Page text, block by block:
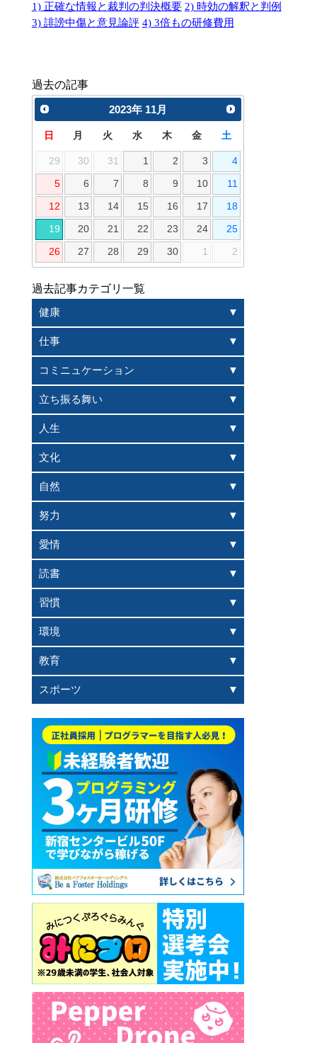
1) 正確な情報と裁判の判決概要 2) 時効の解釈と判例
3) 誹謗中傷と意見論評 4) 3倍もの研修費用
過去の記事
2023年 11月
日 月 火 水 木 金 土
29 30 31 1 2 3 4
5 6 7 8 9 10 11
12 13 14 15 16 17 18
19 20 21 22 23 24 25
26 27 28 29 30 1 2
過去記事カテゴリ一覧
健康
仕事
コミニュケーション
立ち振る舞い
人生
文化
自然
努力
愛情
読書
習慣
環境
教育
スポーツ